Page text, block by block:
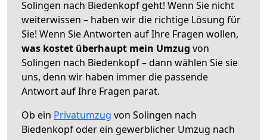
Solingen nach Biedenkopf geht! Wenn Sie nicht
weiterwissen – haben wir die richtige Lösung für
Sie! Wenn Sie Antworten auf Ihre Fragen wollen,
was kostet überhaupt mein Umzug von
Solingen nach Biedenkopf – dann wählen Sie sie
uns, denn wir haben immer die passende
Antwort auf Ihre Fragen parat.
Ob ein Privatumzug von Solingen nach
Biedenkopf oder ein gewerblicher Umzug nach